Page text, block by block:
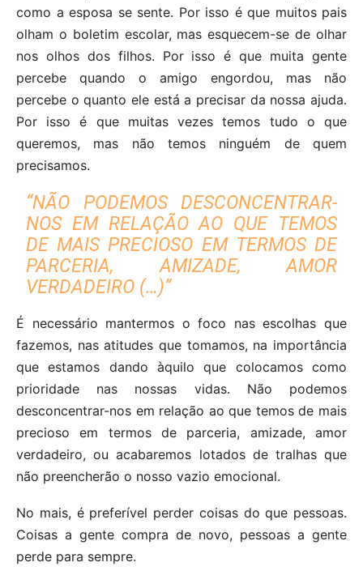
como a esposa se sente. Por isso é que muitos pais
olham o boletim escolar, mas esquecem-se de olhar
nos olhos dos filhos. Por isso é que muita gente
percebe quando o amigo engordou, mas não
percebe o quanto ele está a precisar da nossa ajuda.
Por isso é que muitas vezes temos tudo o que
queremos, mas não temos ninguém de quem
precisamos.
“NÃO PODEMOS DESCONCENTRAR-
NOS EM RELAÇÃO AO QUE TEMOS
DE MAIS PRECIOSO EM TERMOS DE
PARCERIA, AMIZADE, AMOR
VERDADEIRO (…)”
É necessário mantermos o foco nas escolhas que
fazemos, nas atitudes que tomamos, na importância
que estamos dando àquilo que colocamos como
prioridade nas nossas vidas. Não podemos
desconcentrar-nos em relação ao que temos de mais
precioso em termos de parceria, amizade, amor
verdadeiro, ou acabaremos lotados de tralhas que
não preencherão o nosso vazio emocional.
No mais, é preferível perder coisas do que pessoas.
Coisas a gente compra de novo, pessoas a gente
perde para sempre.